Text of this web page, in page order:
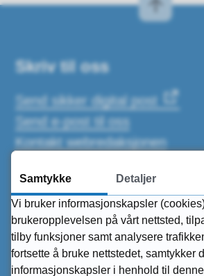
Skriv til oss
Send sikker digital post
Send e-post til oss
Kontakt webredaksjonen
Post og fakturaadresse (EHF)
Risør kommune
Postboks 158, 4952 Risør
Organisasjonsnummer:
Samtykke Detaljer
Vi bruker informasjonskapsler
brukeropplevelsen på vårt nettsted,
tilby funksjoner samt analysere
fortsette å bruke nettstedet, samtykker
informasjonskapsler i henhold til